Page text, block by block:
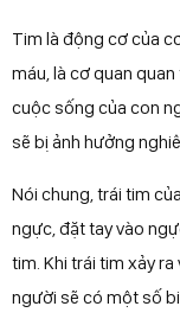
Tim là động cơ của
máu, là cơ quan
cuộc sống của con
sẽ bị ảnh hưởng
Nói chung, trái tim
ngực, đặt tay vào
tim. Khi trái tim xảy
người sẽ có một số